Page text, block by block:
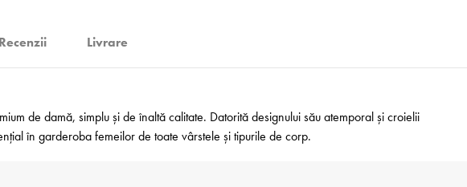
Recenzii Livrare
de damă, simplu și de înaltă calitate. Datorită designului său atemporal și croielii
în garderoba femeilor de toate vârstele și tipurile de corp.